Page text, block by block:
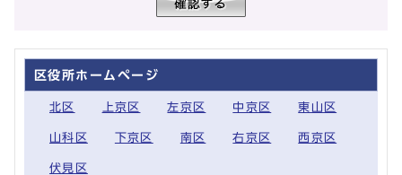
区役所ホームページ
北区 上京区 左京区 中京区 東山区
山科区 下京区 南区 右京区 西京区
伏見区